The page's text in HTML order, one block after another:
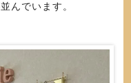
んでいます。